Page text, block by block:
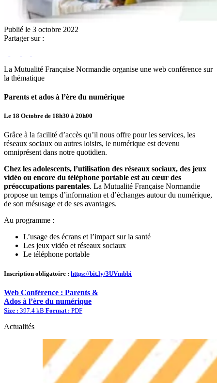
Publié le 3 octobre 2022
Partager sur :
La Mutualité Française Normandie organise une web conférence sur
la thématique
Parents et ados à l’ère du numérique
Le 18 Octobre de 18h30 à 20h00
Grâce à la facilité d’accès qu’il nous offre pour les services, les
réseaux sociaux ou autres loisirs, le numérique est devenu
omniprésent dans notre quotidien.
Chez les adolescents, l’utilisation des réseaux sociaux, des jeux
vidéo ou encore du téléphone portable est au cœur des
préoccupations parentales. La Mutualité Française Normandie
propose un temps d’information et d’échanges autour du numérique,
de son mésusage et de ses avantages.
Au programme :
L’usage des écrans et l’impact sur la santé
Les jeux vidéo et réseaux sociaux
Le téléphone portable
Inscription obligatoire : https://bit.ly/3UVmbbi
Web Conférence : Parents &
Ados à l’ère du numérique
Size : 397.4 kB Format : PDF
Actualités